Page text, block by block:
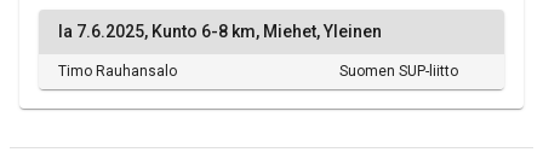
la 7.6.2025, Kunto 6-8 km, Miehet, Yleinen
Timo Rauhansalo Suomen SUP-liitto